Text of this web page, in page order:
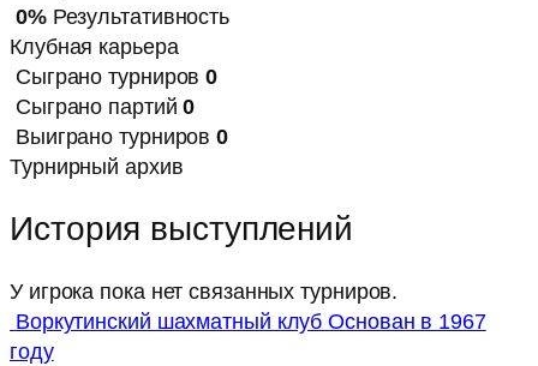
0% Результативность
Клубная карьера
Сыграно турниров 0
Сыграно партий 0
Выиграно турниров 0
Турнирный архив
История выступлений
У игрока пока нет связанных турниров.
Воркутинский шахматный клубОснован в 1967
году